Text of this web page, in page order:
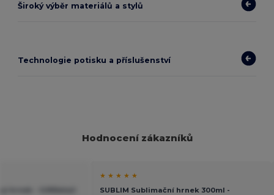
Široký výběr materiálů a stylů
Technologie potisku a příslušenství
Hodnocení zákazníků
★ ★ ★ ★ ★
SUBLIM Sublimační hrnek 300ml -